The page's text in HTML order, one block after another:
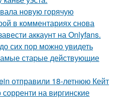
новую горячую
в комментариях снова
аккаунт на Onlyfans.
сих пор можно увидеть
стаpые действующие
отправили 18-летнюю Кейт
на виргинские